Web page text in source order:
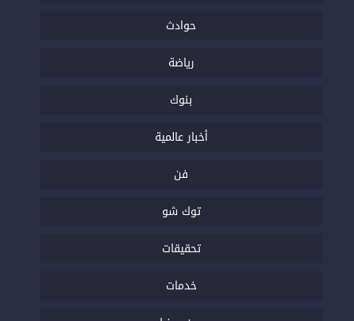
حوادث
رياضة
بنوك
أخبار عالمية
فن
توك شو
تحقيقات
خدمات